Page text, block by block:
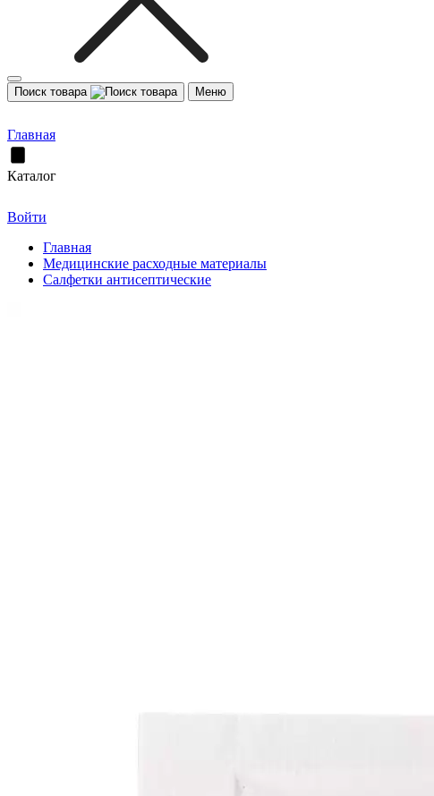
Поиск товара Меню
Главная
Каталог
Войти
Главная
Медицинские расходные материалы
Салфетки антисептические